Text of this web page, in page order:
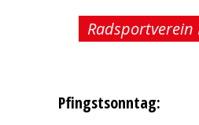
Radsportverein
Pfingstsonntag: